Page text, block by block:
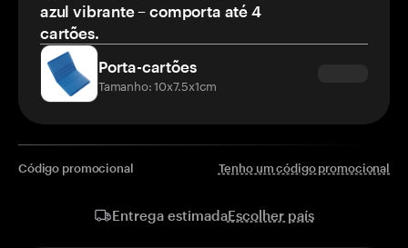
azul vibrante – comporta até 4
cartões.
Porta-cartões
Tamanho: 10x7.5x1cm
Código promocional Tenho um código promocional
Entrega estimadaEscolher país